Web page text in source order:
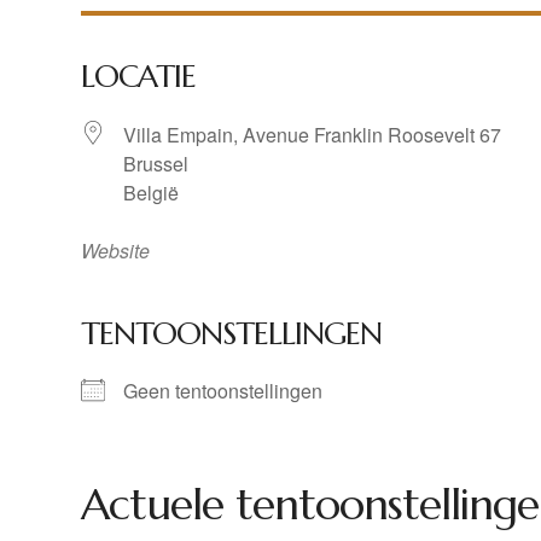
LOCATIE
Villa Empain, Avenue Franklin Roosevelt 67
Brussel
België
Website
TENTOONSTELLINGEN
Geen tentoonstellingen
Actuele